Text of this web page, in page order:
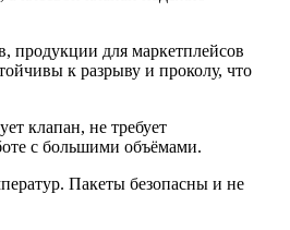
продукции для маркетплейсов
к разрыву и проколу, что
клапан, не требует
с большими объёмами.
Пакеты безопасны и не